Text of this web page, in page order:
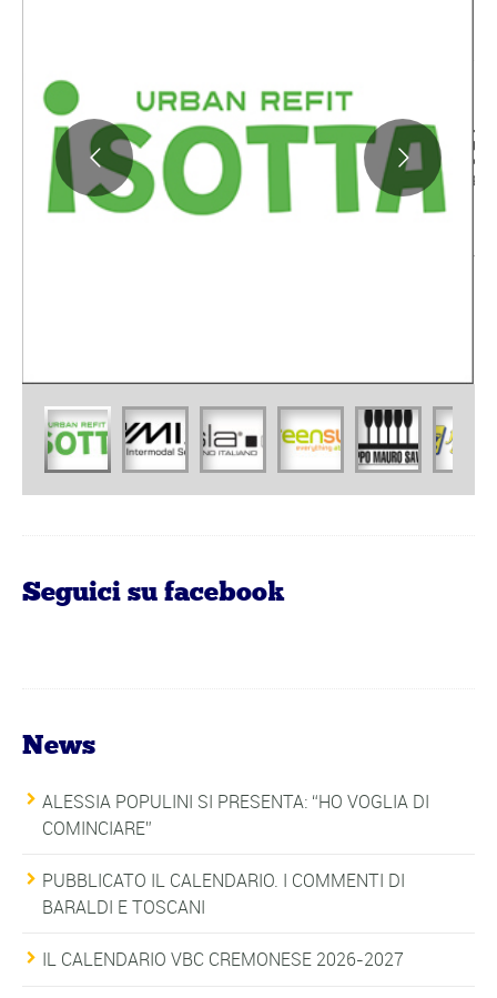
Seguici su facebook
News
ALESSIA POPULINI SI PRESENTA: “HO VOGLIA DI
COMINCIARE”
PUBBLICATO IL CALENDARIO. I COMMENTI DI
BARALDI E TOSCANI
IL CALENDARIO VBC CREMONESE 2026-2027